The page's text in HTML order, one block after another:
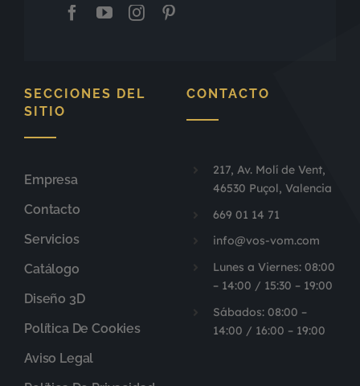
SECCIONES DEL
SITIO
Empresa
Contacto
Servicios
Catálogo
Diseño 3D
Política De Cookies
Aviso Legal
CONTACTO
217, Av. Molí de Vent,
46530 Puçol, Valencia
669 01 14 71
info@vos-vom.com
Lunes a Viernes: 08:00
– 14:00 / 15:30 – 19:00
Sábados: 08:00 –
14:00 / 16:00 – 19:00